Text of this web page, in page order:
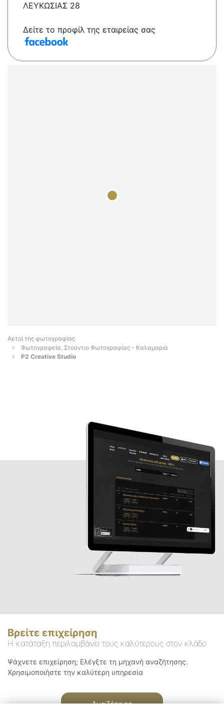
ΛΕΥΚΩΣΙΑΣ 28
Δείτε το προφίλ της εταιρείας σας
Αετοί της φωτογραφίας
Φωτογραφεία, Στούντιο Φωτογραφίας - Καλαμαριά
P2 Creative Studio
Βρείτε επιχείρηση
Η κατάταξη περιλαμβάνει τους καλύτερους στον κλάδο
Ψάχνετε επιχείρηση; Ελέγξτε τη μηχανή αναζήτησης.
Χρησιμοποιήστε την καλύτερη υπηρεσία